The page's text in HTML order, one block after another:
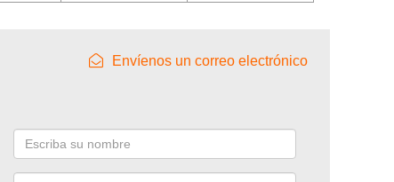
Envíenos un correo electrónico